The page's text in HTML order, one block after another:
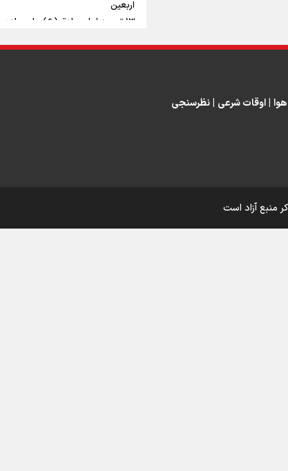
اسلامی
اربعین
۱۳ توصیه امام صادق (ع) برای
۲۰ توصیه کاربردی برای شرکت در
اوقات شرعی نظرسنجی
منبع آزاد است